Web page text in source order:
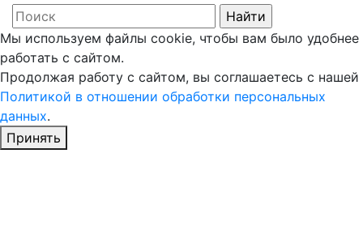
Мы используем файлы cookie, чтобы вам было удобнее
работать с сайтом.
Продолжая работу с сайтом, вы соглашаетесь с нашей
Политикой в отношении обработки персональных
данных.
Принять